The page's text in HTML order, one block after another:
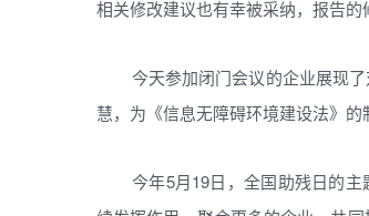
相关修改建议也有幸被采纳，报告的
今天参加闭门会议的企业展现
慧，为《信息无障碍环境建设法》的
今年5月19日，全国助残日的